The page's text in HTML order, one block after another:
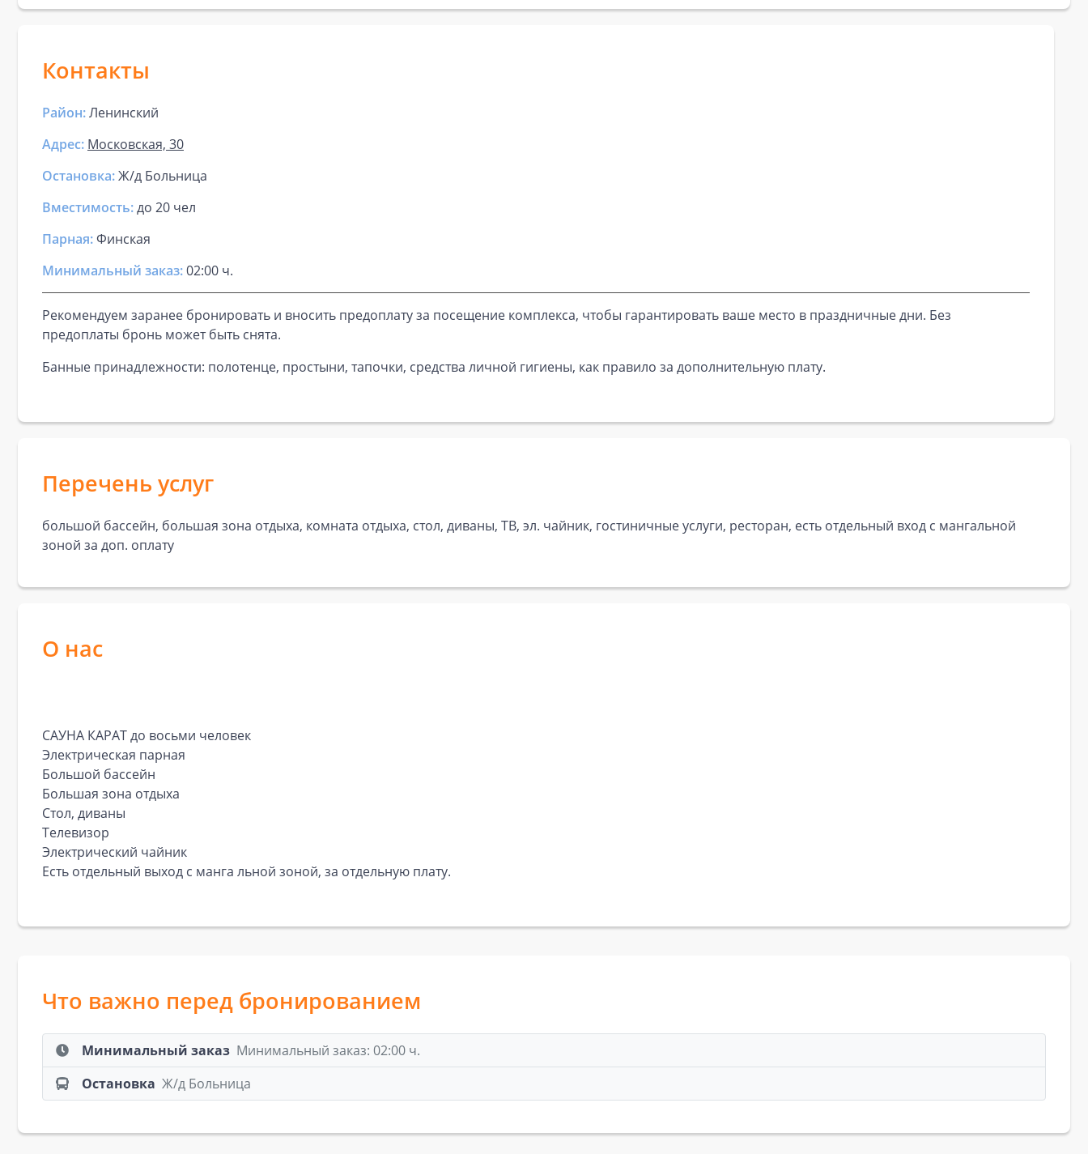
Контакты
Район:Ленинский
Адрес: Московская, 30
Остановка:Ж/д Больница
Вместимость:до 20 чел
Парная:Финская
Минимальный заказ:02:00 ч.
Рекомендуем заранее бронировать и вносить предоплату за посещение комплекса, чтобы гарантировать ваше место в праздничные дни. Без
предоплаты бронь может быть снята.
Банные принадлежности: полотенце, простыни, тапочки, средства личной гигиены, как правило за дополнительную плату.
Перечень услуг
большой бассейн, большая зона отдыха, комната отдыха, стол, диваны, ТВ, эл. чайник, гостиничные услуги, ресторан, есть отдельный вход с мангальной
зоной за доп. оплату
О нас
САУНА КАРАТ до восьми человек
Электрическая парная
Большой бассейн
Большая зона отдыха
Стол, диваны
Телевизор
Электрический чайник
Есть отдельный выход с манга льной зоной, за отдельную плату.
Что важно перед бронированием
Минимальный заказ Минимальный заказ: 02:00 ч.
Остановка Ж/д Больница